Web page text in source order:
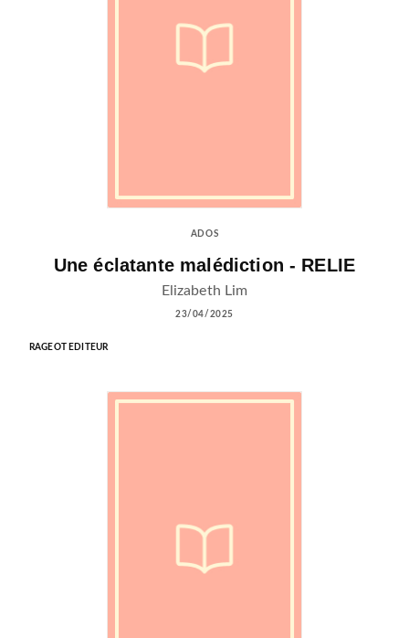
ADOS
Une éclatante malédiction - RELIE
Elizabeth Lim
23/04/2025
RAGEOT EDITEUR